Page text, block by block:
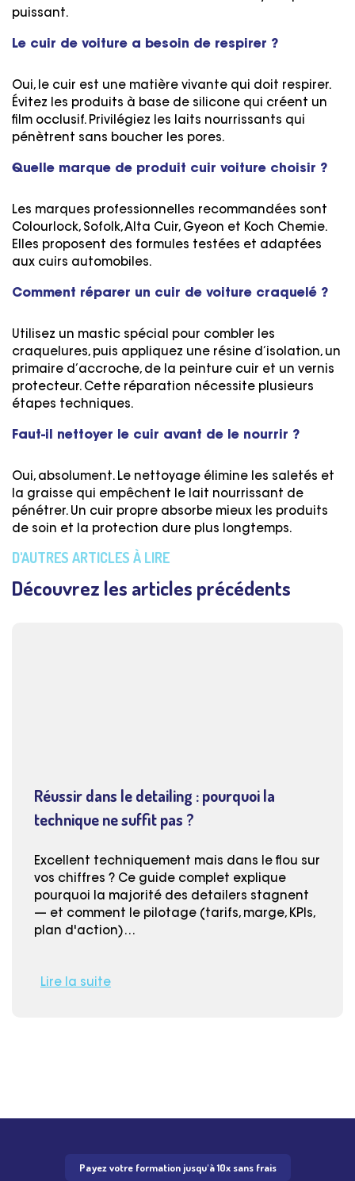
puissant.
Le cuir de voiture a besoin de respirer ?
Oui, le cuir est une matière vivante qui doit respirer.
Évitez les produits à base de silicone qui créent un
film occlusif. Privilégiez les laits nourrissants qui
pénètrent sans boucher les pores.
Quelle marque de produit cuir voiture choisir ?
Les marques professionnelles recommandées sont
Colourlock, Sofolk, Alta Cuir, Gyeon et Koch Chemie.
Elles proposent des formules testées et adaptées
aux cuirs automobiles.
Comment réparer un cuir de voiture craquelé ?
Utilisez un mastic spécial pour combler les
craquelures, puis appliquez une résine d’isolation, un
primaire d’accroche, de la peinture cuir et un vernis
protecteur. Cette réparation nécessite plusieurs
étapes techniques.
Faut-il nettoyer le cuir avant de le nourrir ?
Oui, absolument. Le nettoyage élimine les saletés et
la graisse qui empêchent le lait nourrissant de
pénétrer. Un cuir propre absorbe mieux les produits
de soin et la protection dure plus longtemps.
D'AUTRES ARTICLES À LIRE
Découvrez les articles précédents
Réussir dans le detailing : pourquoi la
technique ne suffit pas ?
Excellent techniquement mais dans le flou sur
vos chiffres ? Ce guide complet explique
pourquoi la majorité des detailers stagnent
— et comment le pilotage (tarifs, marge, KPIs,
plan d'action)…
Lire la suite
Payez votre formation jusqu'à 10x sans frais